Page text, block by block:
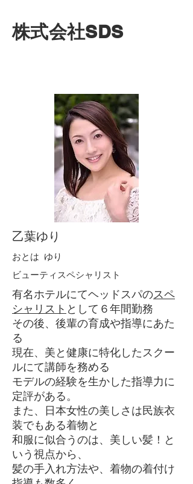
株式会社SDS
乙葉ゆり
おとは ゆり
ビューティスペシャリスト
有名ホテルにてヘッドスパのスペ
シャリスト として６年間勤務
その後、後輩の育成や指導にあた
る
現在、美と健康に特化したスクー
ルにて講師を務める
モデルの経験を生かした指導力に
定評がある。
また、日本女性の美しさは民族衣
装でもある着物と
和服に似合うのは、美しい髪！と
いう視点から、
髪の手入れ方法や、着物の着付け